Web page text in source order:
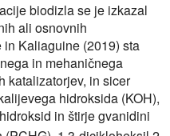
biodizla se je izkazal
ali osnovnih
in Kaliaguine (2019) sta
in mehaničnega
katalizatorjev, in sicer
hidroksida (KOH),
in štirje gvanidini